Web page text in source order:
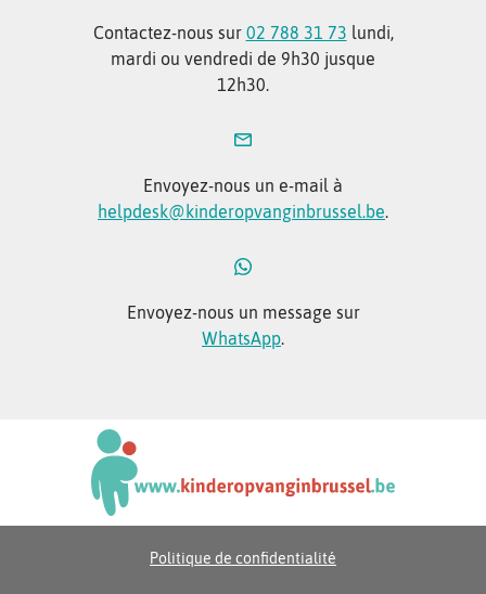
Contactez-nous sur 02 788 31 73 lundi,
mardi ou vendredi de 9h30 jusque
12h30.
Envoyez-nous un e-mail à
helpdesk@kinderopvanginbrussel.be.
Envoyez-nous un message sur
WhatsApp.
Politique de confidentialité